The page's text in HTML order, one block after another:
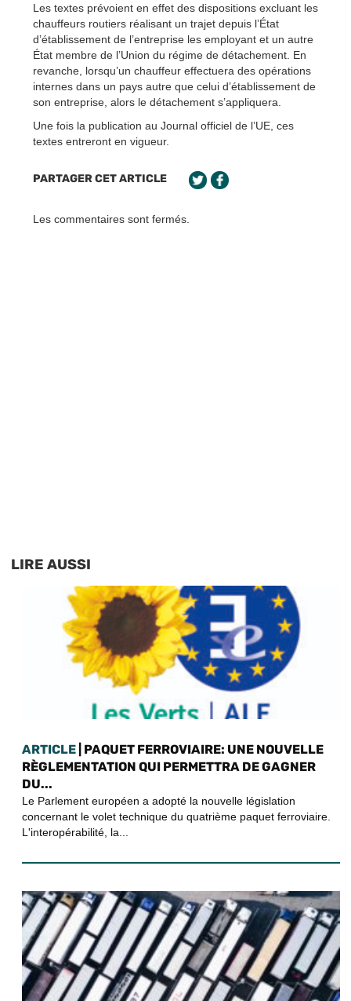
Les textes prévoient en effet des dispositions excluant les
chauffeurs routiers réalisant un trajet depuis l’État
d’établissement de l’entreprise les employant et un autre
État membre de l’Union du régime de détachement. En
revanche, lorsqu’un chauffeur effectuera des opérations
internes dans un pays autre que celui d’établissement de
son entreprise, alors le détachement s’appliquera.
Une fois la publication au Journal officiel de l’UE, ces
textes entreront en vigueur.
PARTAGER CET ARTICLE
Les commentaires sont fermés.
LIRE AUSSI
ARTICLE | PAQUET FERROVIAIRE: UNE NOUVELLE
RÈGLEMENTATION QUI PERMETTRA DE GAGNER
DU...
Le Parlement européen a adopté la nouvelle législation
concernant le volet technique du quatrième paquet ferroviaire.
L'interopérabilité, la...